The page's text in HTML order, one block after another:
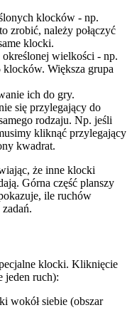
klocków - np.
zrobić, należy połączyć
klocki.
wielkości - np.
Większa grupa
ich do gry.
się przylegający do
rodzaju. Np. jeśli
kliknąć przylegający
kwadrat.
że inne klocki
Górna część planszy
ile ruchów
klocki. Kliknięcie
jeden ruch):
wokół siebie (obszar